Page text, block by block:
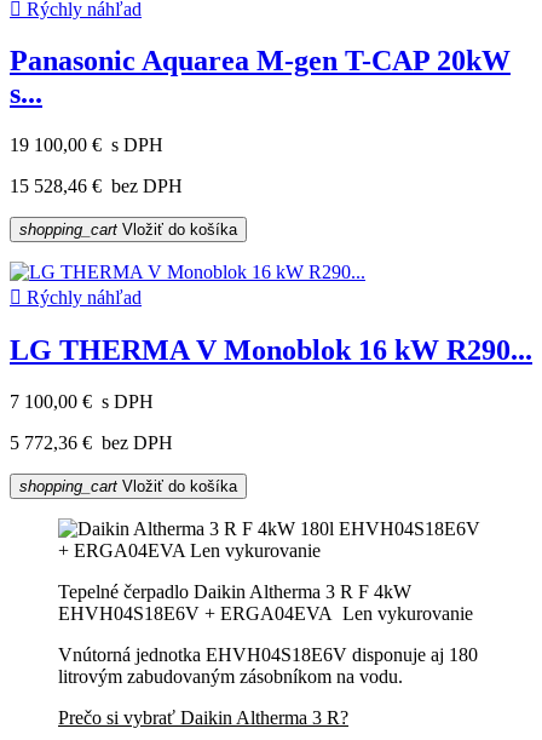
 Rýchly náhľad
Panasonic Aquarea M-gen T-CAP 20kW
s...
19 100,00 € s DPH
15 528,46 € bez DPH
shopping_cart Vložiť do košíka
 Rýchly náhľad
LG THERMA V Monoblok 16 kW R290...
7 100,00 € s DPH
5 772,36 € bez DPH
shopping_cart Vložiť do košíka
Tepelné čerpadlo Daikin Altherma 3 R F 4kW
EHVH04S18E6V + ERGA04EVA Len vykurovanie
Vnútorná jednotka EHVH04S18E6V disponuje aj 180
litrovým zabudovaným zásobníkom na vodu.
Prečo si vybrať Daikin Altherma 3 R?